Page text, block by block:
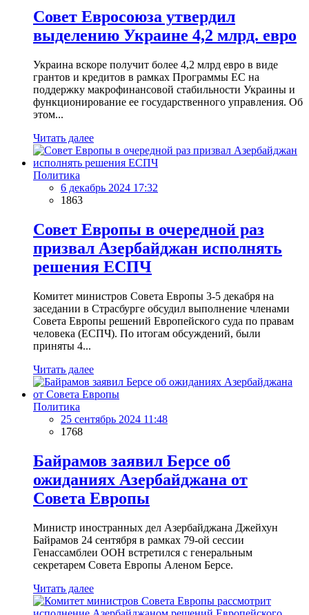
Совет Евросоюза утвердил
выделению Украине 4,2 млрд. евро
Украина вскоре получит более 4,2 млрд евро в виде
грантов и кредитов в рамках Программы ЕС на
поддержку макрофинансовой стабильности Украины и
функционирование ее государственного управления. Об
этом...
Читать далее
Политика
6 декабрь 2024 17:32
1863
Совет Европы в очередной раз
призвал Азербайджан исполнять
решения ЕСПЧ
Комитет министров Совета Европы 3-5 декабря на
заседании в Страсбурге обсудил выполнение членами
Совета Европы решений Европейского суда по правам
человека (ЕСПЧ). По итогам обсуждений, были
приняты 4...
Читать далее
Политика
25 сентябрь 2024 11:48
1768
Байрамов заявил Берсе об
ожиданиях Азербайджана от
Совета Европы
Министр иностранных дел Азербайджана Джейхун
Байрамов 24 сентября в рамках 79-ой сессии
Генассамблеи ООН встретился с генеральным
секретарем Совета Европы Аленом Берсе.
Читать далее